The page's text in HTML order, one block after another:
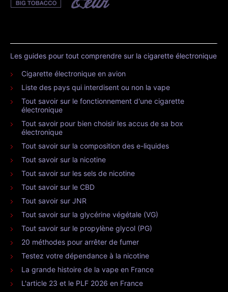
Les guides pour tout comprendre sur la cigarette électronique
Cigarette électronique en avion
Liste des pays qui interdisent ou non la vape
Tout savoir sur le fonctionnement d'une cigarette
électronique
Tout savoir pour bien choisir les accus de sa box
électronique
Tout savoir sur la composition des e-liquides
Tout savoir sur la nicotine
Tout savoir sur les sels de nicotine
Tout savoir sur le CBD
Tout savoir sur JNR
Tout savoir sur la glycérine végétale (VG)
Tout savoir sur le propylène glycol (PG)
20 méthodes pour arrêter de fumer
Testez votre dépendance à la nicotine
La grande histoire de la vape en France
L'article 23 et le PLF 2026 en France